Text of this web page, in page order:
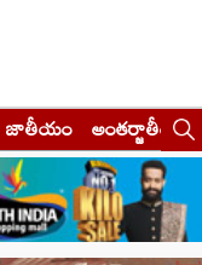
జాతీయం అంతర్జాతీయం